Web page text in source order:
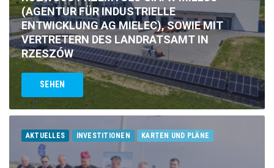
(AGENTUR FÜR INDUSTRIELLE
ENTWICKLUNG AG MIELEC), SOWIE MIT
VERTRETERN DES LANDRATSAMT IN
RZESZÓW
SEHEN
AKTUELLES INVESTITIONEN KARTEN UND PLÄNE